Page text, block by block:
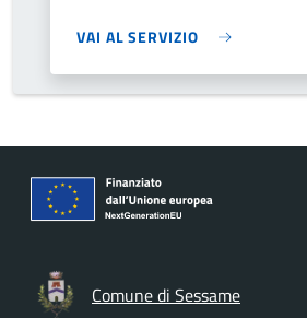
VAI AL SERVIZIO
Comune di Sessame